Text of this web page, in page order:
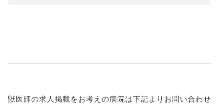
獣医師の求人掲載をお考えの病院は下記よりお問い合わせ